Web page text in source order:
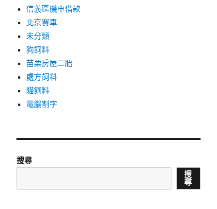
信義區機車借款
北京賽車
未分類
狗飼料
苗栗房屋二胎
處方飼料
貓飼料
電腦割字
搜尋
搜
尋